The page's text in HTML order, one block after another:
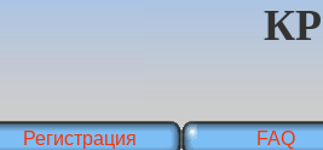
Регистрация FAQ